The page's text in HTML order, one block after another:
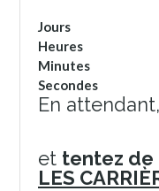
Jours
Heures
Minutes
Secondes
En
et tentez de
LES